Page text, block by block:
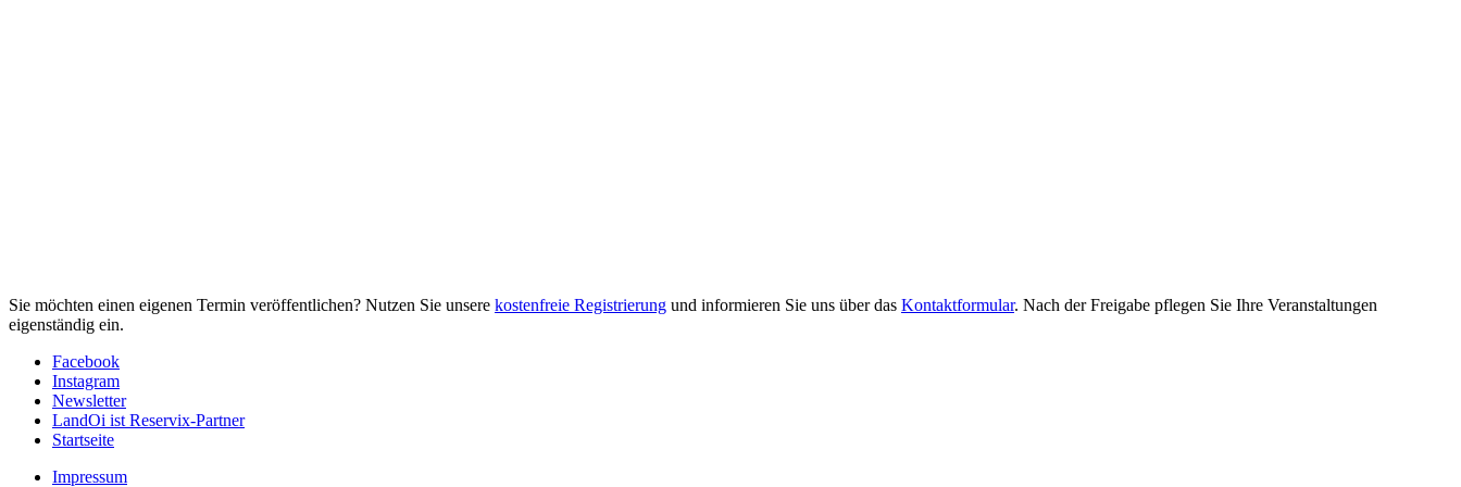
Sie möchten einen eigenen Termin veröffentlichen? Nutzen Sie unsere kostenfreie Registrierung und informieren Sie uns über das Kontaktformular. Nach der Freigabe pflegen Sie Ihre Veranstaltungen
eigenständig ein.
Facebook
Instagram
Newsletter
LandOi ist Reservix-Partner
Startseite
Impressum